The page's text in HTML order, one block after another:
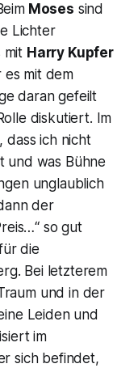
Moses sind
Lichter
mit Harry Kupfer
es mit dem
daran gefeilt
diskutiert. Im
dass ich nicht
und was Bühne
unglaublich
der
so gut
die
Bei letzterem
und in der
Leiden und
im
sich befindet,